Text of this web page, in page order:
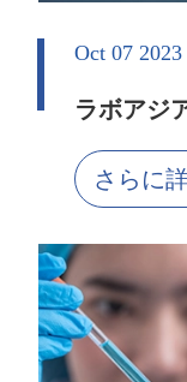
Oct 07 2023
ラボアジ
さらに